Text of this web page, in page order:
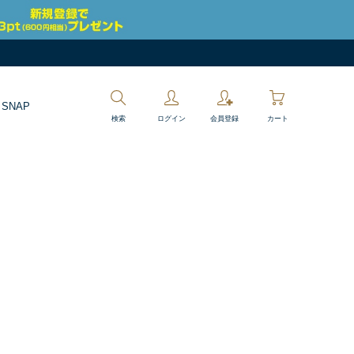
検索 ログイン 会員登録 カート